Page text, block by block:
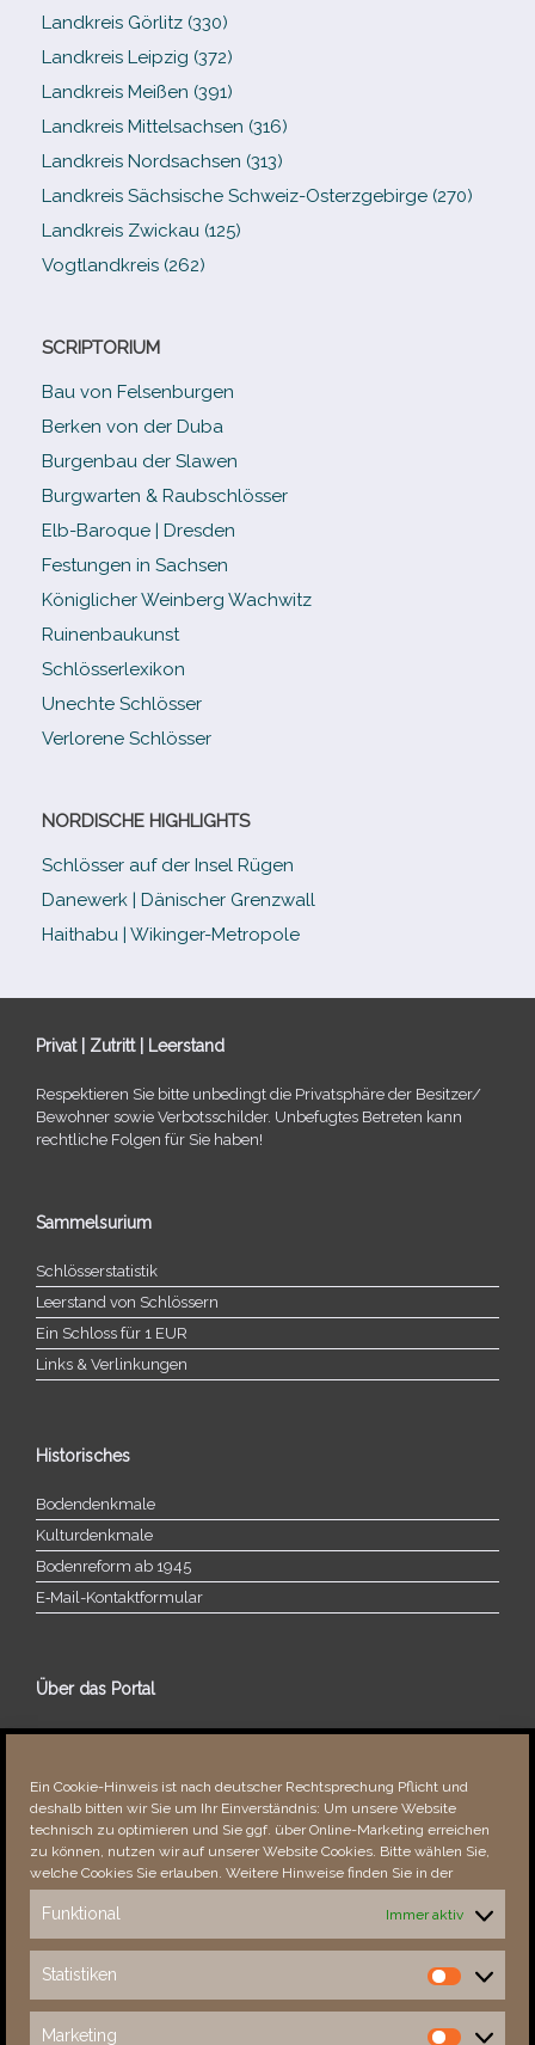
Ein Cookie-Hinweis ist nach deutscher Rechtsprechung Pflicht und
deshalb bitten wir Sie um Ihr Einverständnis: Um unsere Website
technisch zu optimieren und Sie ggf. über Online-Marketing erreichen
zu können, nutzen wir auf unserer Website Cookies. Bitte wählen Sie,
welche Cookies Sie erlauben. Weitere Hinweise finden Sie in der
Funktional Immer aktiv
Statistiken
Statistiken
Marketing
Landkreis Görlitz (330)
Landkreis Leipzig (372)
Landkreis Meißen (391)
Landkreis Mittelsachsen (316)
Landkreis Nordsachsen (313)
Landkreis Sächsische Schweiz-​Osterzgebirge (270)
Landkreis Zwickau (125)
Vogtlandkreis (262)
SCRIPTORIUM
Bau von Felsenburgen
Berken von der Duba
Burgenbau der Slawen
Burgwarten & Raubschlösser
Elb-​Baroque | Dresden
Festungen in Sachsen
Königlicher Weinberg Wachwitz
Ruinenbaukunst
Schlösserlexikon
Unechte Schlösser
Verlorene Schlösser
NORDISCHE HIGHLIGHTS
Schlösser auf der Insel Rügen
Danewerk | Dänischer Grenzwall
Haithabu | Wikinger-Metropole
Privat | Zutritt | Leerstand
Respektieren Sie bitte unbe­dingt die Privatsphäre der Besitzer/​
Bewohner sowie Verbotsschilder. Unbefugtes Betreten kann
recht­li­che Folgen für Sie haben!
Sammelsurium
Schlösserstatistik
Leerstand von Schlössern
Ein Schloss für 1 EUR
Links & Verlinkungen
Historisches
Bodendenkmale
Kulturdenkmale
Bodenreform ab 1945
E‑Mail-​​Kontaktformular
Über das Portal
Über dieses Portal
Fehler bemerkt?
Besucher seit 08/​2021